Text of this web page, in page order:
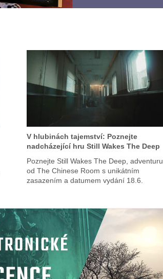
V hlubinách tajemství: Poznejte
nadcházející hru Still Wakes The Deep
Poznejte Still Wakes The Deep, adventuru
od The Chinese Room s unikátním
zasazením a datumem vydání 18.6.